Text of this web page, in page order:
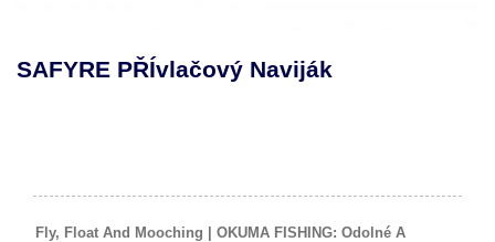
SAFYRE PŘÍvlačový Naviják
Fly, Float And Mooching | OKUMA FISHING: Odolné A